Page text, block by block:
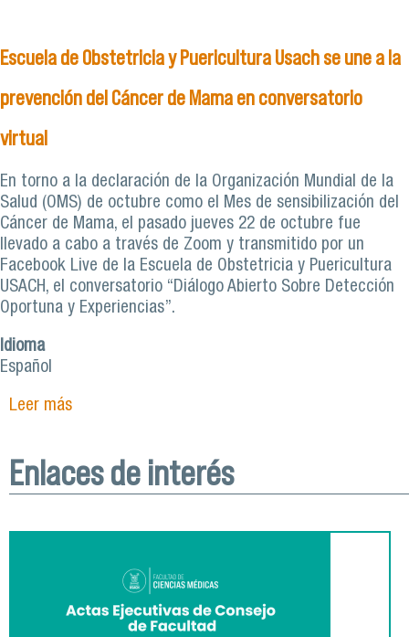
Escuela de Obstetricia y Puericultura Usach se une a la
prevención del Cáncer de Mama en conversatorio
virtual
En torno a la declaración de la Organización Mundial de la
Salud (OMS) de octubre como el Mes de sensibilización del
Cáncer de Mama, el pasado jueves 22 de octubre fue
llevado a cabo a través de Zoom y transmitido por un
Facebook Live de la Escuela de Obstetricia y Puericultura
USACH, el conversatorio “Diálogo Abierto Sobre Detección
Oportuna y Experiencias”.
Idioma
Español
Leer mássobre Escuela de Obstetricia y Puericultura
Enlaces de interés